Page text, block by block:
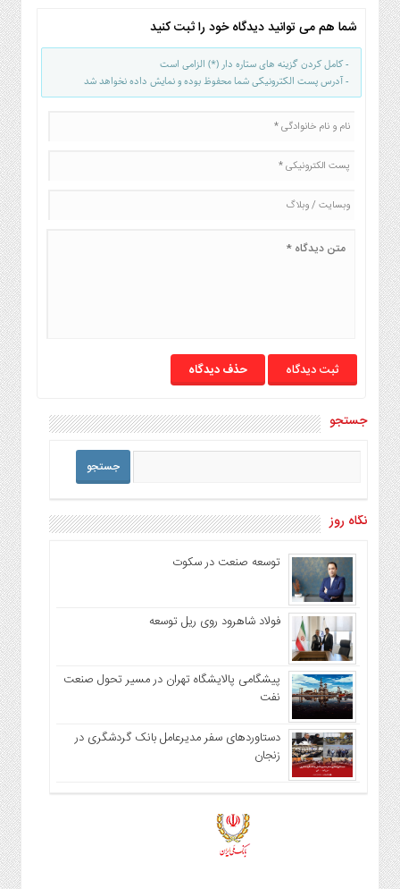
شما هم می توانید دیدگاه خود را ثبت کنید
- کامل کردن گزینه های ستاره دار (*) الزامی است
- آدرس پست الکترونیکی شما محفوظ بوده و نمایش داده نخواهد شد
حذف دیدگاه
جستجو
نگاه روز
توسعه صنعت در سکوت
فولاد شاهرود روی ریل توسعه
پیشگامی پالایشگاه تهران در مسیر تحول صنعت
نفت
دستاوردهای سفر مدیرعامل بانک گردشگری در
زنجان